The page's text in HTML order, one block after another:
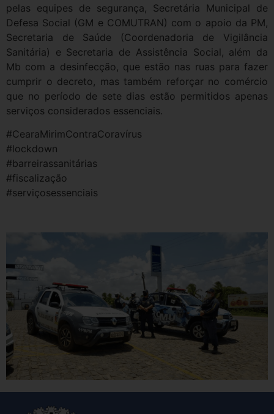
pelas equipes de segurança, Secretária Municipal de
Defesa Social (GM e COMUTRAN) com o apoio da PM,
Secretaria de Saúde (Coordenadoria de Vigilância
Sanitária) e Secretaria de Assistência Social, além da
Mb com a desinfecção, que estão nas ruas para fazer
cumprir o decreto, mas também reforçar no comércio
que no período de sete dias estão permitidos apenas
serviços considerados essenciais.
#CearaMirimContraCoravírus
#lockdown
#barreirassanitárias
#fiscalização
#serviçosessenciais